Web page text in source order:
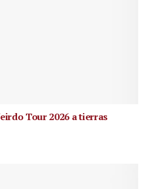
Tour 2026 a tierras